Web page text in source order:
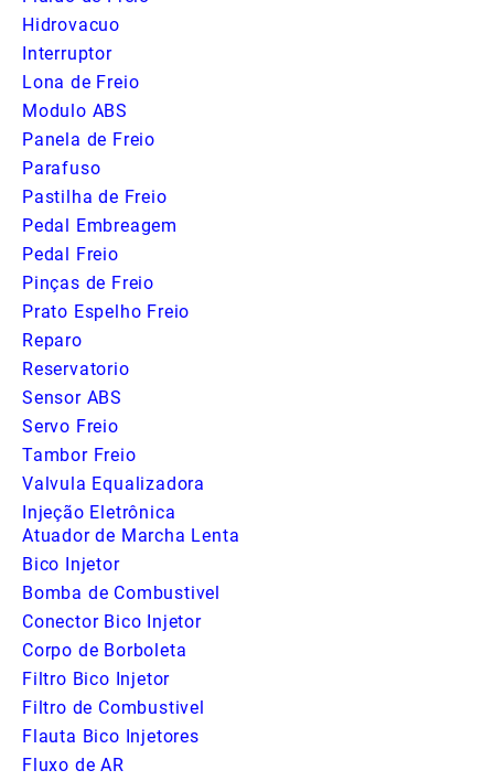
Hidrovacuo
Interruptor
Lona de Freio
Modulo ABS
Panela de Freio
Parafuso
Pastilha de Freio
Pedal Embreagem
Pedal Freio
Pinças de Freio
Prato Espelho Freio
Reparo
Reservatorio
Sensor ABS
Servo Freio
Tambor Freio
Valvula Equalizadora
Injeção Eletrônica
Atuador de Marcha Lenta
Bico Injetor
Bomba de Combustivel
Conector Bico Injetor
Corpo de Borboleta
Filtro Bico Injetor
Filtro de Combustivel
Flauta Bico Injetores
Fluxo de AR